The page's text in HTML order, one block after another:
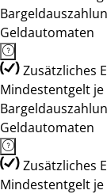
Geldautomaten
Zusätzliches
Mindestentgelt je
Geldautomaten
Zusätzliches
Mindestentgelt je